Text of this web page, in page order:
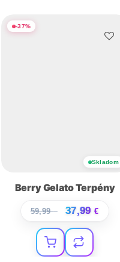
-37%
Skladom
Berry Gelato Terpény
59,99€ 37,99 €